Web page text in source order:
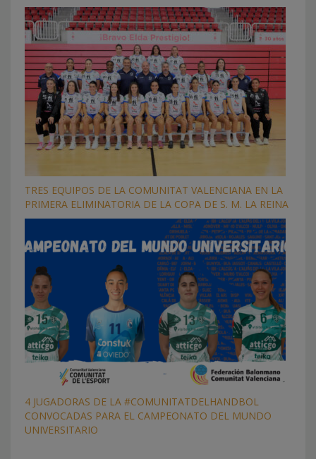
TRES EQUIPOS DE LA COMUNITAT VALENCIANA EN LA
PRIMERA ELIMINATORIA DE LA COPA DE S. M. LA REINA
4 JUGADORAS DE LA #COMUNITATDELHANDBOL
CONVOCADAS PARA EL CAMPEONATO DEL MUNDO
UNIVERSITARIO